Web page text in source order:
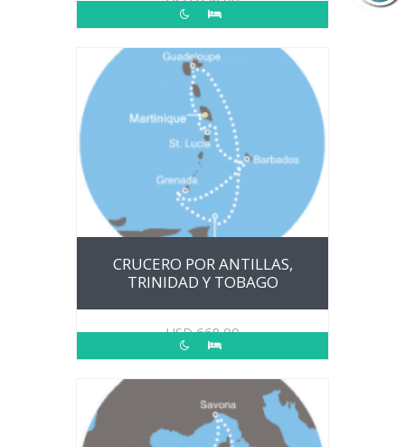
CRUCERO POR ANTILLAS,
TRINIDAD Y TOBAGO
USD668.00